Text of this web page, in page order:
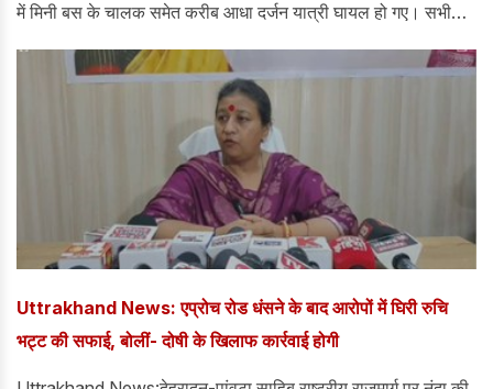
में मिनी बस के चालक समेत करीब आधा दर्जन यात्री घायल हो गए। सभी
कॉलेज एवं अस्पताल में भर्ती कराया गया है।
Uttrakhand News: एप्रोच रोड धंसने के बाद आरोपों में घिरी रुचि
भट्ट की सफाई, बोलीं- दोषी के खिलाफ कार्रवाई होगी